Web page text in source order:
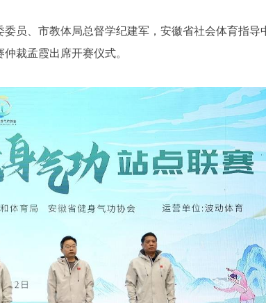
员、市教体局总督学纪建军，安徽省社会体育指导
裁孟霞出席开赛仪式。